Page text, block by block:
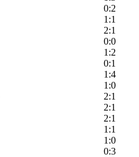
0:2
1:1
2:1
0:0
1:2
0:1
1:4
1:0
2:1
2:1
2:1
1:1
1:0
0:3